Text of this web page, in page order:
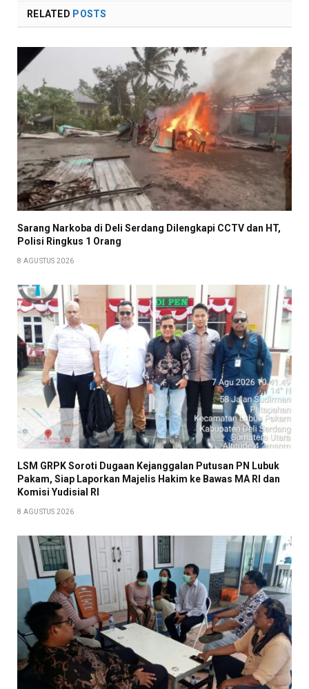
RELATED POSTS
Sarang Narkoba di Deli Serdang Dilengkapi CCTV dan HT,
Polisi Ringkus 1 Orang
8 AGUSTUS 2026
LSM GRPK Soroti Dugaan Kejanggalan Putusan PN Lubuk
Pakam, Siap Laporkan Majelis Hakim ke Bawas MA RI dan
Komisi Yudisial RI
8 AGUSTUS 2026